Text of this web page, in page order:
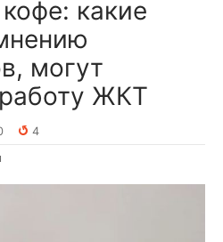
какие
могут
ЖКТ
4